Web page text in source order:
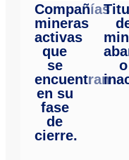
Compañías
mineras
activas
que
se
encuentran
en su
fase
de
cierre.
o